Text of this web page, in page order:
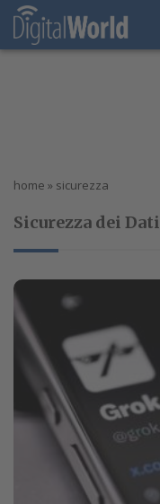
home » sicurezza
Sicurezza dei Dati